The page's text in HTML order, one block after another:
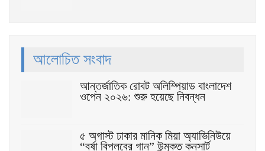
আলোচিত সংবাদ
আন্তর্জাতিক রোবট অলিম্পিয়াড বাংলাদেশ
ওপেন ২০২৬: শুরু হয়েছে নিবন্ধন
৫ অগাস্ট ঢাকার মানিক মিয়া অ্যাভিনিউয়ে
“বর্ষা বিপ্লবের গান” উন্মুক্ত কনসার্ট